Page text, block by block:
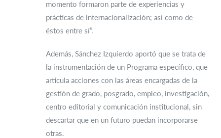
momento formaron parte de experiencias y
prácticas de internacionalización; así como de
éstos entre sí”.
Además, Sánchez Izquierdo aportó que se trata de
la instrumentación de un Programa específico, que
articula acciones con las áreas encargadas de la
gestión de grado, posgrado, empleo, investigación,
centro editorial y comunicación institucional, sin
descartar que en un futuro puedan incorporarse
otras.